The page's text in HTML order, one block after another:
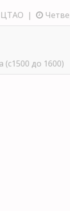
ЦТАО |
(с1500 до 1600)